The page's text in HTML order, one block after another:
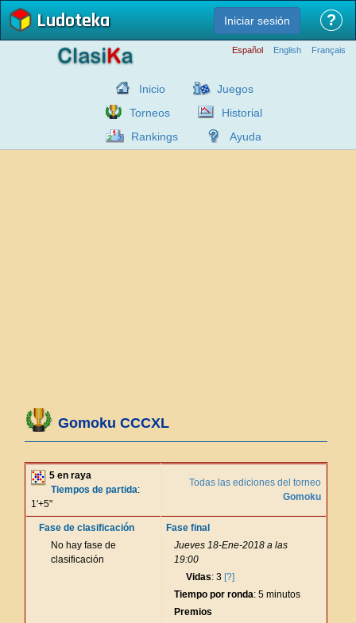
Ludoteka Iniciar sesión ?
Español English Français
Inicio
Juegos
Torneos
Historial
Rankings
Ayuda
Gomoku CCCXL
5 en raya
Tiempos de partida:
1'+5"
Todas las ediciones del torneo
Gomoku
Fase de clasificación
No hay fase de
clasificación
Fase final
Jueves 18-Ene-2018 a las
19:00
Vidas: 3 [?]
Tiempo por ronda: 5 minutos
Premios